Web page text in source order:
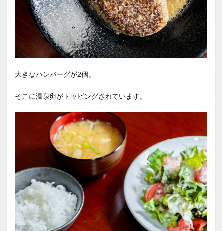
大きなハンバーグが2個。
そこに温泉卵がトッピングされています。